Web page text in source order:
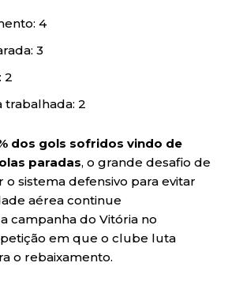
4
3
2
trabalhada: 2
dos gols sofridos vindo de
paradas, o grande desafio de
o sistema defensivo para evitar
aérea continue
campanha do Vitória no
em que o clube luta
o rebaixamento.